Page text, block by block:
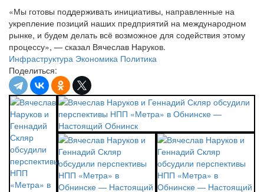
«Мы готовы поддерживать инициативы, направленные на
укрепление позиций наших предприятий на международном
рынке, и будем делать всё возможное для содействия этому
процессу», — сказал Вячеслав Наруков.
Инфраструктура Экономика Политика
Поделиться: